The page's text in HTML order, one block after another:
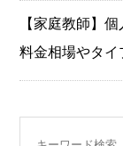
【家庭教師】
料金相場やタ